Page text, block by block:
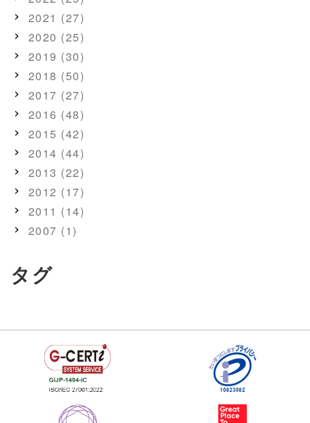
2021 (27)
2020 (25)
2019 (30)
2018 (50)
2017 (27)
2016 (48)
2015 (42)
2014 (44)
2013 (22)
2012 (17)
2011 (14)
2007 (1)
タグ